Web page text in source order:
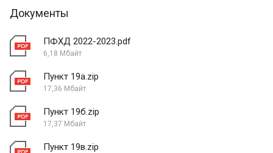
Документы
ПФХД 2022-2023.pdf
6,18 Мбайт
Пункт 19а.zip
17,36 Мбайт
Пункт 19б.zip
17,37 Мбайт
Пункт 19в.zip